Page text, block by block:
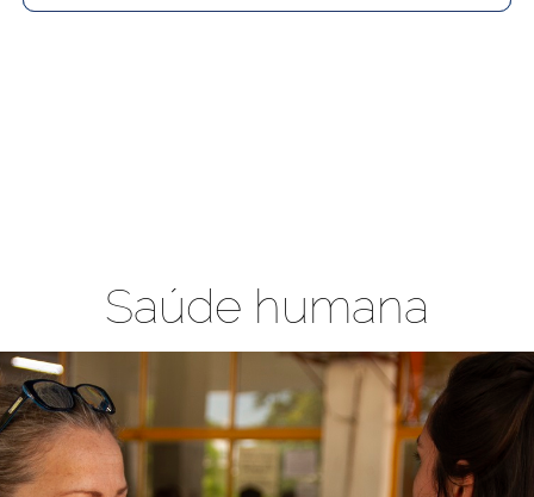
Saúde humana